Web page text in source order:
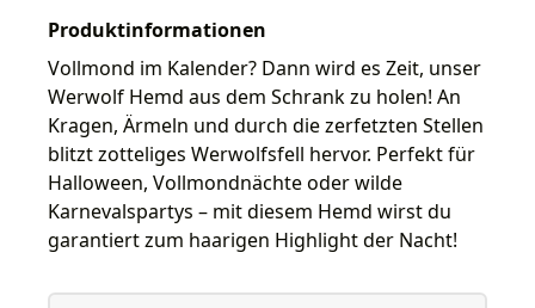
Produktinformationen
Vollmond im Kalender? Dann wird es Zeit, unser
Werwolf Hemd aus dem Schrank zu holen! An
Kragen, Ärmeln und durch die zerfetzten Stellen
blitzt zotteliges Werwolfsfell hervor. Perfekt für
Halloween, Vollmondnächte oder wilde
Karnevalspartys – mit diesem Hemd wirst du
garantiert zum haarigen Highlight der Nacht!